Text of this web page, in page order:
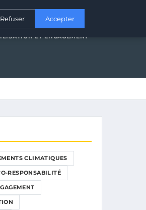
ET ENGAGEMENT
ET ENGAGEMENT
CLIMATIQUES
RESPONSABILITÉ
Refuser Accepter